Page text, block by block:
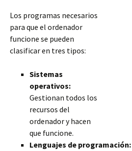
Los programas necesarios
para que el ordenador
funcione se pueden
clasificar en tres tipos:
Sistemas
operativos:
Gestionan todos los
recursos del
ordenador y hacen
que funcione.
Lenguajes de programación: